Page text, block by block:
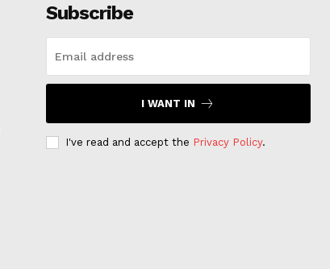
Subscribe
I WANT IN
I've read and accept the Privacy Policy.